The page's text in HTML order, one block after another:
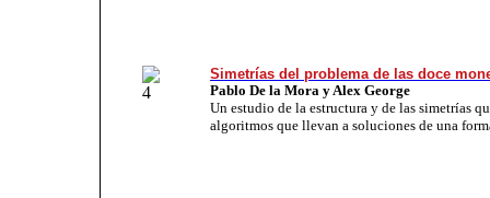
Simetrías del problema de las doce
Pablo De la Mora y Alex George
Un estudio de la estructura y de las simetrías
algoritmos que llevan a soluciones de una